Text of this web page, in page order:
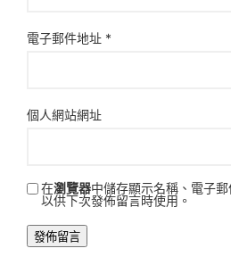
電子郵件地址 *
個人網站網址
在瀏覽器中儲存顯示名稱、電子
以供下次發佈留言時使用。